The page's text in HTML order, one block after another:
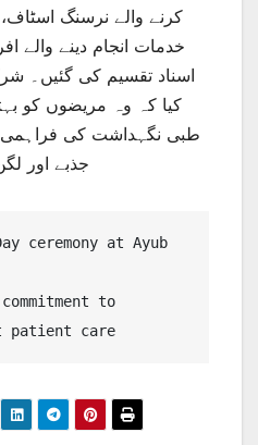
کرنے والے نرسنگ اسٹاف،
خدمات انجام دینے والے
اسناد تقسیم کی گئیں۔
کیا کہ وہ مریضوں کو
طبی نگہداشت کی فراہمی
جذبے اور
ceremony at Ayub
to
patient care